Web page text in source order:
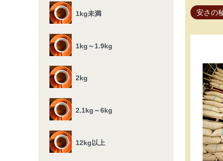
安さの
1kg未満
1kg～1.9kg
2kg
2.1kg～6kg
12kg以上